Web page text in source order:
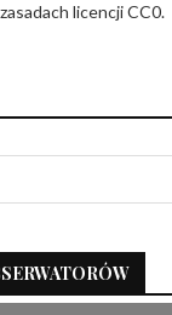
licencji CC0.